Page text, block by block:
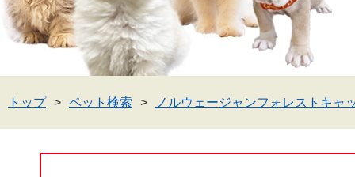
トップ ペット検索 ノルウェージャンフォレストキャ